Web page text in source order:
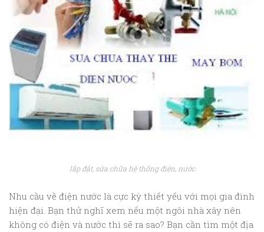
lắp đặt, sửa chữa hệ thống điện, nước
Nhu cầu về điện nước là cực kỳ thiết yếu với mọi gia đình
hiện đại. Bạn thử nghĩ xem nếu một ngôi nhà xây nên
không có điện và nước thì sẽ ra sao? Bạn cần tìm một địa